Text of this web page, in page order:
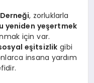
, zorluklarla
yeniden yeşertmek
için var.
eşitsizlik gibi
insana yardım